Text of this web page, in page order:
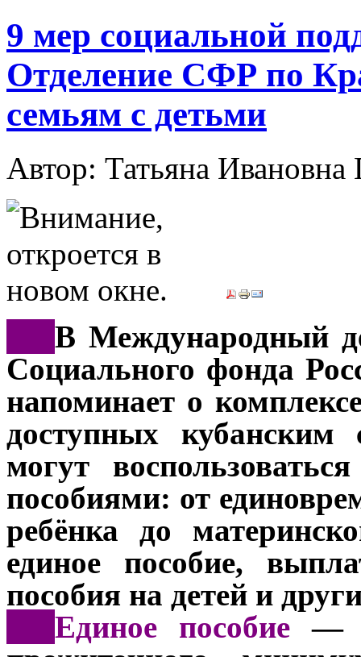
9 мер социальной
Отделение СФР по
семьям с детьми
Автор: Татьяна
В Международный
Социального фонда
напоминает о
доступных
могут
пособиями: от
ребёнка до
единое пособие,
пособия на детей и
Единое пособие —